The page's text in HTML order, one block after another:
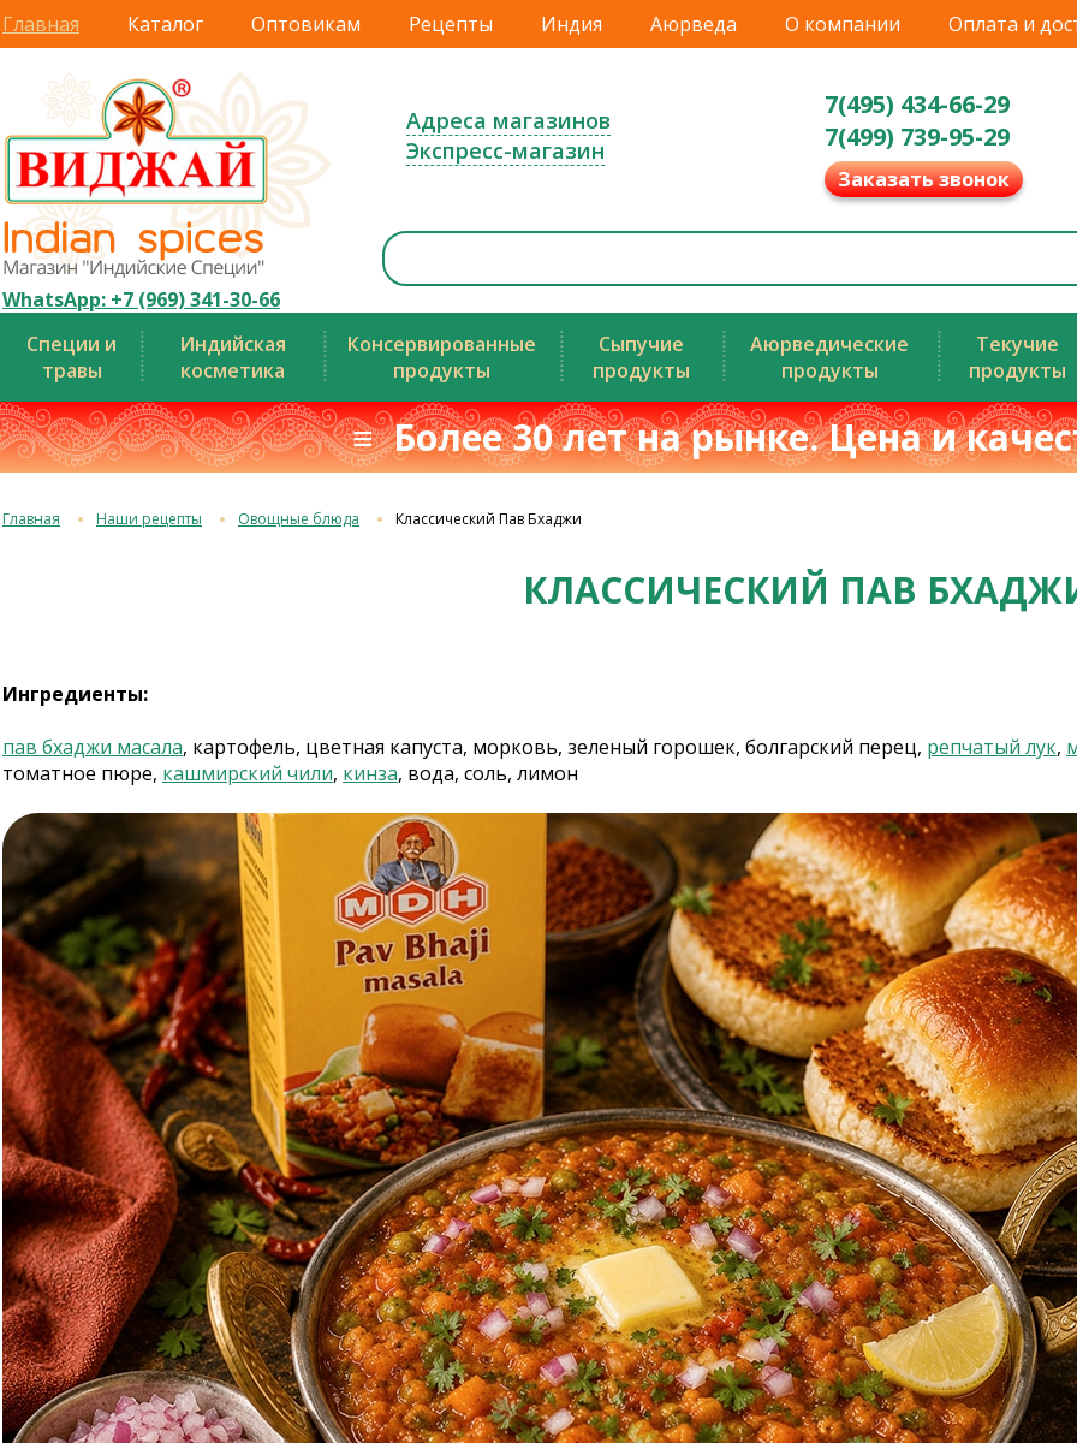
Главная Каталог Оптовикам Рецепты Индия Аюрведа О компании Оплата и
WhatsApp: +7 (969) 341-30-66
Адреса магазинов
Экспресс-магазин
7(495) 434-66-29
7(499) 739-95-29
Заказать звонок
Специи и
травы
Индийская
косметика
Консервированные
продукты
Сыпучие
продукты
Аюрведические
продукты
Текучие
продукты
≡ Более 30 лет на рынке. Цена и
Главная Наши рецепты Овощные блюда Классический Пав Бхаджи
КЛАССИЧЕСКИЙ ПАВ
Ингредиенты:
пав бхаджи масала, картофель, цветная капуста, морковь, зеленый горошек, болгарский перец, репчатый лук,
томатное пюре, кашмирский чили, кинза, вода, соль, лимон